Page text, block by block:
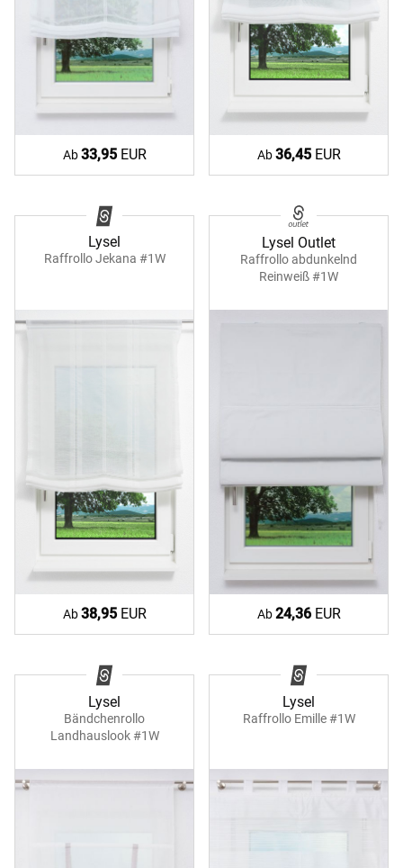
Ab33,95EUR Ab36,45EUR
Lysel
Raffrollo Jekana #1W
Ab38,95EUR
Lysel Outlet
Raffrollo abdunkelnd
Reinweiß #1W
Ab24,36EUR
Lysel
Bändchenrollo
Landhauslook #1W
Lysel
Raffrollo Emille #1W